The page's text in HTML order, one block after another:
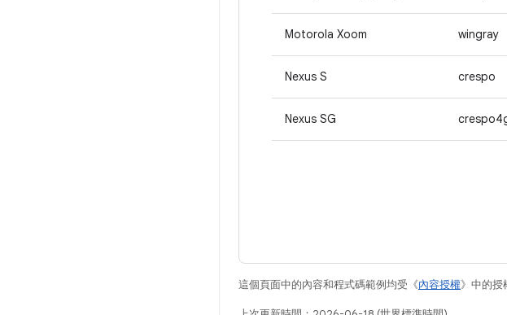
Motorola Xoom wingray
Nexus S crespo
Nexus SG
這個頁面中的內容和程式碼範例均受《內容授權》中的授